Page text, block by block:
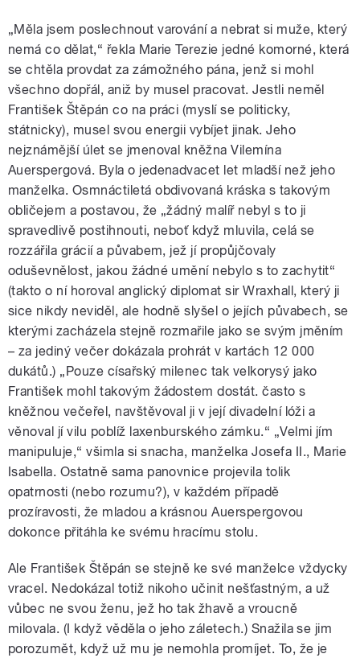
„Měla jsem poslechnout varování a nebrat si muže, který
nemá co dělat,“ řekla Marie Terezie jedné komorné, která
se chtěla provdat za zámožného pána, jenž si mohl
všechno dopřál, aniž by musel pracovat. Jestli neměl
František Štěpán co na práci (myslí se politicky,
státnicky), musel svou energii vybíjet jinak. Jeho
nejznámější úlet se jmenoval kněžna Vilemína
Auerspergová. Byla o jedenadvacet let mladší než jeho
manželka. Osmnáctiletá obdivovaná kráska s takovým
obličejem a postavou, že „žádný malíř nebyl s to ji
spravedlivě postihnouti, neboť když mluvila, celá se
rozzářila grácií a půvabem, jež jí propůjčovaly
oduševnělost, jakou žádné umění nebylo s to zachytit“
(takto o ní horoval anglický diplomat sir Wraxhall, který ji
sice nikdy neviděl, ale hodně slyšel o jejích půvabech, se
kterými zacházela stejně rozmařile jako se svým jměním
– za jediný večer dokázala prohrát v kartách 12 000
dukátů.) „Pouze císařský milenec tak velkorysý jako
František mohl takovým žádostem dostát. často s
kněžnou večeřel, navštěvoval ji v její divadelní lóži a
věnoval jí vilu poblíž laxenburského zámku.“ „Velmi jím
manipuluje,“ všimla si snacha, manželka Josefa II., Marie
Isabella. Ostatně sama panovnice projevila tolik
opatrnosti (nebo rozumu?), v každém případě
prozíravosti, že mladou a krásnou Auerspergovou
dokonce přitáhla ke svému hracímu stolu.
Ale František Štěpán se stejně ke své manželce vždycky
vracel. Nedokázal totiž nikoho učinit nešťastným, a už
vůbec ne svou ženu, jež ho tak žhavě a vroucně
milovala. (I když věděla o jeho záletech.) Snažila se jim
porozumět, když už mu je nemohla promíjet. To, že je